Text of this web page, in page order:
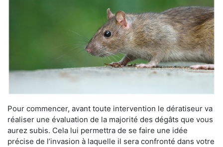
Pour commencer, avant toute intervention le dératiseur va
réaliser une évaluation de la majorité des dégâts que vous
aurez subis. Cela lui permettra de se faire une idée
précise de l’invasion à laquelle il sera confronté dans votre